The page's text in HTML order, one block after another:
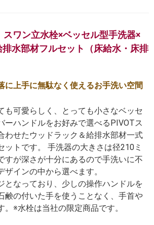
スワン立水栓×ベッセル型手洗器×
排水部材フルセット（床給水・床排
に上手に無駄なく使えるお手洗い空間
も可愛らしく、とっても小さなベッセ
ーハンドルをお好みで選べるPIVOTス
わせたウッドラック＆給排水部材一式
ットです。 手洗器の大きさは径210ミ
すが深さが十分にあるので手洗いに不
インの中から選べます。
となっており、少しの操作ハンドルを
鹸の付いた手を使うことなく、手首や
。※水栓は当社の限定商品です。